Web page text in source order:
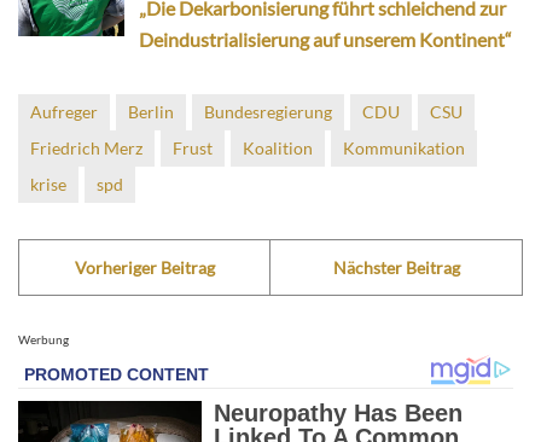
„Die Dekarbonisierung führt schleichend zur
Deindustrialisierung auf unserem Kontinent“
Aufreger Berlin Bundesregierung CDU
CSU
Friedrich Merz
Frust Koalition
Kommunikation
krise
spd
Vorheriger Beitrag Nächster Beitrag
Werbung